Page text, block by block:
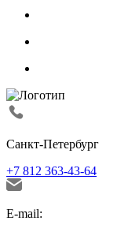
Санкт-Петербург
+7 812 363-43-64
E-mail: